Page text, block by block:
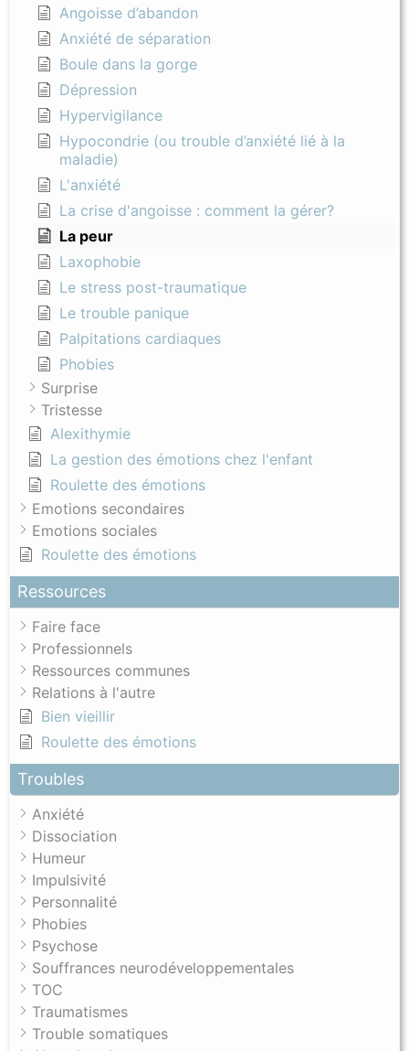
Angoisse d’abandon
Anxiété de séparation
Boule dans la gorge
Dépression
Hypervigilance
Hypocondrie (ou trouble d’anxiété lié à la
maladie)
L'anxiété
La crise d'angoisse : comment la gérer?
La peur
Laxophobie
Le stress post-traumatique
Le trouble panique
Palpitations cardiaques
Phobies
Surprise
Tristesse
Alexithymie
La gestion des émotions chez l'enfant
Roulette des émotions
Emotions secondaires
Emotions sociales
Roulette des émotions
Ressources
Faire face
Professionnels
Ressources communes
Relations à l'autre
Bien vieillir
Roulette des émotions
Troubles
Anxiété
Dissociation
Humeur
Impulsivité
Personnalité
Phobies
Psychose
Souffrances neurodéveloppementales
TOC
Traumatismes
Trouble somatiques